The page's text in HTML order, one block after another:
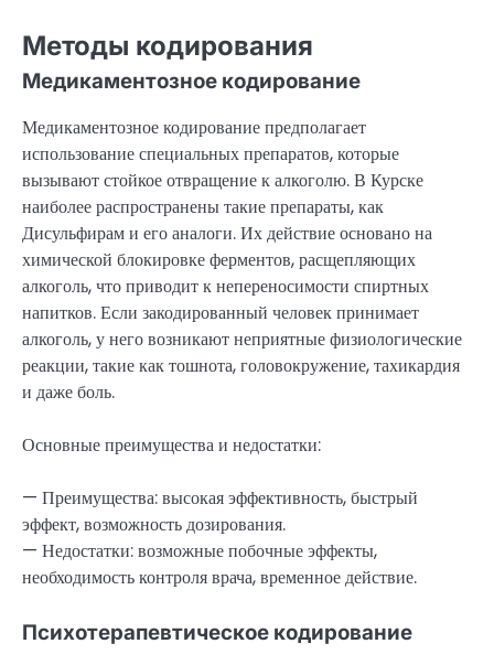
Методы кодирования
Медикаментозное кодирование
Медикаментозное кодирование предполагает
использование специальных препаратов, которые
вызывают стойкое отвращение к алкоголю. В Курске
наиболее распространены такие препараты, как
Дисульфирам и его аналоги. Их действие основано на
химической блокировке ферментов, расщепляющих
алкоголь, что приводит к непереносимости спиртных
напитков. Если закодированный человек принимает
алкоголь, у него возникают неприятные физиологические
реакции, такие как тошнота, головокружение, тахикардия
и даже боль.
Основные преимущества и недостатки:
— Преимущества: высокая эффективность, быстрый
эффект, возможность дозирования.
— Недостатки: возможные побочные эффекты,
необходимость контроля врача, временное действие.
Психотерапевтическое кодирование